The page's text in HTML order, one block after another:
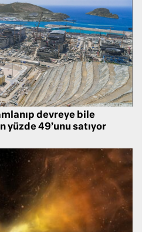
devreye bile
yüzde 49’unu satıyor